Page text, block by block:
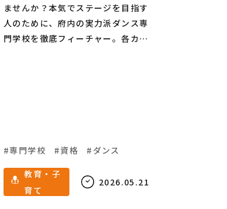
ませんか？本気でステージを目指す
人のために、府内の実力派ダンス専
門学校を徹底フィーチャー。各カリ
専門学校 資格
ダンス
教育・子
育て
2026.05.21